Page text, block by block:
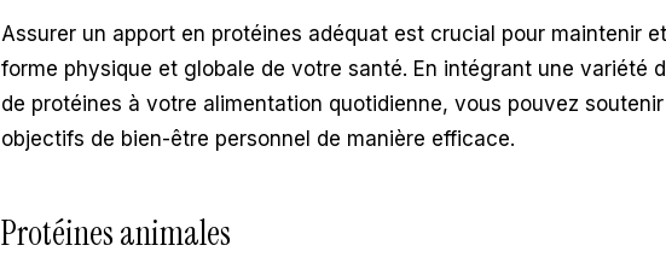
Assurer un apport en protéines adéquat est crucial pour maintenir
forme physique et globale de votre santé. En intégrant une variété
de protéines à votre alimentation quotidienne, vous pouvez
objectifs de bien-être personnel de manière efficace.
Protéines animales